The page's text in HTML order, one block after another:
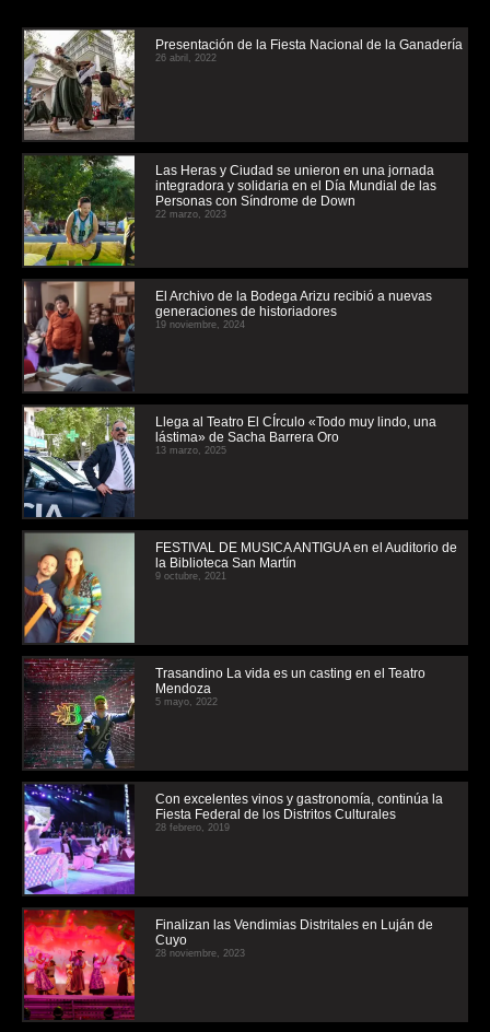
Presentación de la Fiesta Nacional de la Ganadería
26 abril, 2022
Las Heras y Ciudad se unieron en una jornada
integradora y solidaria en el Día Mundial de las
Personas con Síndrome de Down
22 marzo, 2023
El Archivo de la Bodega Arizu recibió a nuevas
generaciones de historiadores
19 noviembre, 2024
Llega al Teatro El CÍrculo «Todo muy lindo, una
lástima» de Sacha Barrera Oro
13 marzo, 2025
FESTIVAL DE MUSICA ANTIGUA en el Auditorio de
la Biblioteca San Martín
9 octubre, 2021
Trasandino La vida es un casting en el Teatro
Mendoza
5 mayo, 2022
Con excelentes vinos y gastronomía, continúa la
Fiesta Federal de los Distritos Culturales
28 febrero, 2019
Finalizan las Vendimias Distritales en Luján de
Cuyo
28 noviembre, 2023